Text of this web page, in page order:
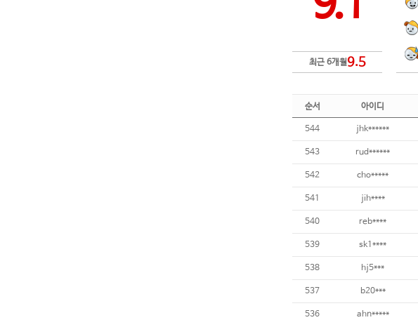
최근 6개월9.5
순서 아이디
544 jhk******
543 rud******
542 cho*****
541 jih****
540 reb****
539 sk1****
538 hj5***
537 b20***
536 ahn*****